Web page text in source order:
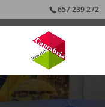
657 239 272